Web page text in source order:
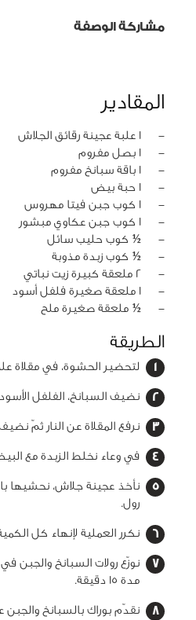
مشاركة الوصفة
المقادير
‏-
1 علبة عجينة رقائق الجلاش
‏-
1 بصل مفروم
‏-
1 باقة سبانخ مفروم
‏-
1 حبة بيض
‏-
1 كوب جبن فيتا مهروس
‏-
1 كوب جبن عكاوي مبشور
‏-
½ كوب حليب سائل
‏-
½ كوب زبدة مذوبة
‏-
2 ملعقة كبيرة زيت نباتي
‏-
1 ملعقة صغيرة فلفل أسود
‏-
½ ملعقة صغيرة ملح
الطريقة
لتحضير الحشوة، في مقلاة
نضيف السبانخ، الفلفل
نرفع المقلاة عن النار ثمّ
في وعاء نخلط الزبدة مع
نأخذ عجينة جلاش، نحشيها
رول.
نكرر العملية لإنهاء كل
مدة 15 دقيقة.
نقدّم بوراك بالسبانخ